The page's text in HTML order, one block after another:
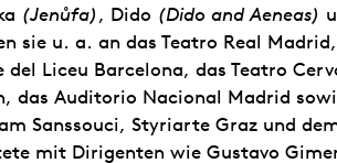
(Jenůfa), Dido (Dido and Aeneas)
sie u. a. an das Teatro Real
del Liceu Barcelona, das Teatro
das Auditorio Nacional Madrid
Sanssouci, Styriarte Graz und
mit Dirigenten wie Gustavo